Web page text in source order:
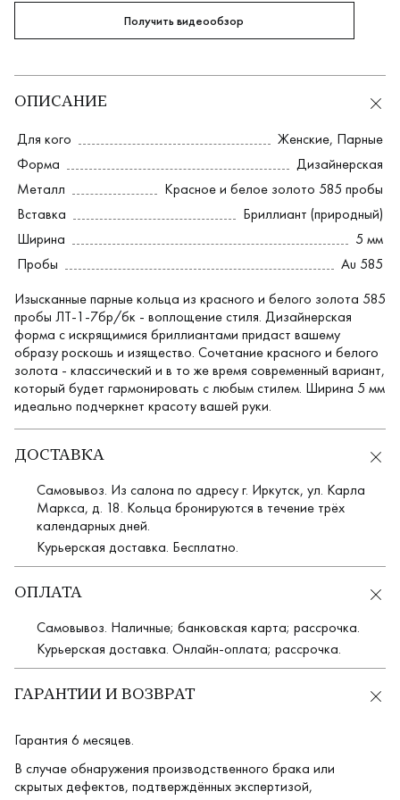
Получить видеообзор
ОПИСАНИЕ
Для кого Женские, Парные
Форма
Дизайнерская
Металл
Красное и белое золото 585 пробы
Вставка
Бриллиант (природный)
Ширина
5 мм
Пробы
Au 585
Изысканные парные кольца из красного и белого золота 585
пробы ЛТ-1-7бр/бк - воплощение стиля. Дизайнерская
форма с искрящимися бриллиантами придаст вашему
образу роскошь и изящество. Сочетание красного и белого
золота - классический и в то же время современный вариант,
который будет гармонировать с любым стилем. Ширина 5 мм
идеально подчеркнет красоту вашей руки.
ДОСТАВКА
Самовывоз. Из салона по адресу г. Иркутск, ул. Карла
Маркса, д. 18. Кольца бронируются в течение трёх
календарных дней.
Курьерская доставка. Бесплатно.
ОПЛАТА
Самовывоз. Наличные; банковская карта; рассрочка.
Курьерская доставка. Онлайн-оплата; рассрочка.
ГАРАНТИИ И ВОЗВРАТ
Гарантия 6 месяцев.
В случае обнаружения производственного брака или
скрытых дефектов, подтверждённых экспертизой,